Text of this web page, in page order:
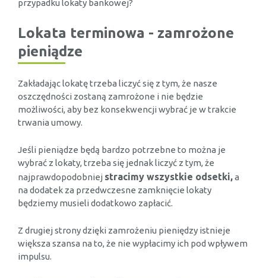
przypadku lokaty bankowej?
Lokata terminowa - zamrożone
pieniądze
Zakładając lokatę trzeba liczyć się z tym, że nasze
oszczędności zostaną zamrożone i nie będzie
możliwości, aby bez konsekwencji wybrać je w trakcie
trwania umowy.
Jeśli pieniądze będą bardzo potrzebne to można je
wybrać z lokaty, trzeba się jednak liczyć z tym, że
najprawdopodobniej stracimy wszystkie odsetki,a
na dodatek za przedwczesne zamknięcie lokaty
będziemy musieli dodatkowo zapłacić.
Z drugiej strony dzięki zamrożeniu pieniędzy istnieje
większa szansa na to, że nie wypłacimy ich pod wpływem
impulsu.